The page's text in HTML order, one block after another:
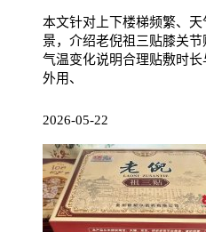
本文针对上下楼梯频繁、
景，介绍老倪祖三贴膝关
气温变化说明合理贴敷时
外用、
2026-05-22